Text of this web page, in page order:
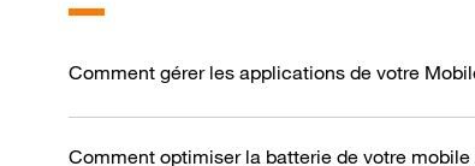
Comment gérer les applications de votre
Comment optimiser la batterie de votre mobile